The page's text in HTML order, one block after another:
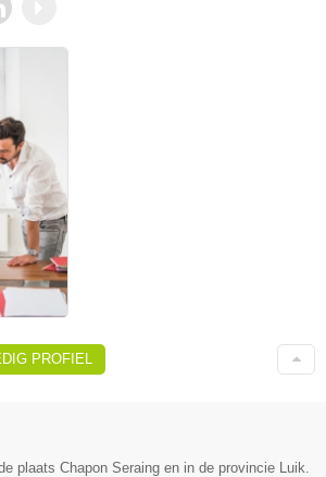
PROFIEL
plaats Chapon Seraing en in de provincie Luik.